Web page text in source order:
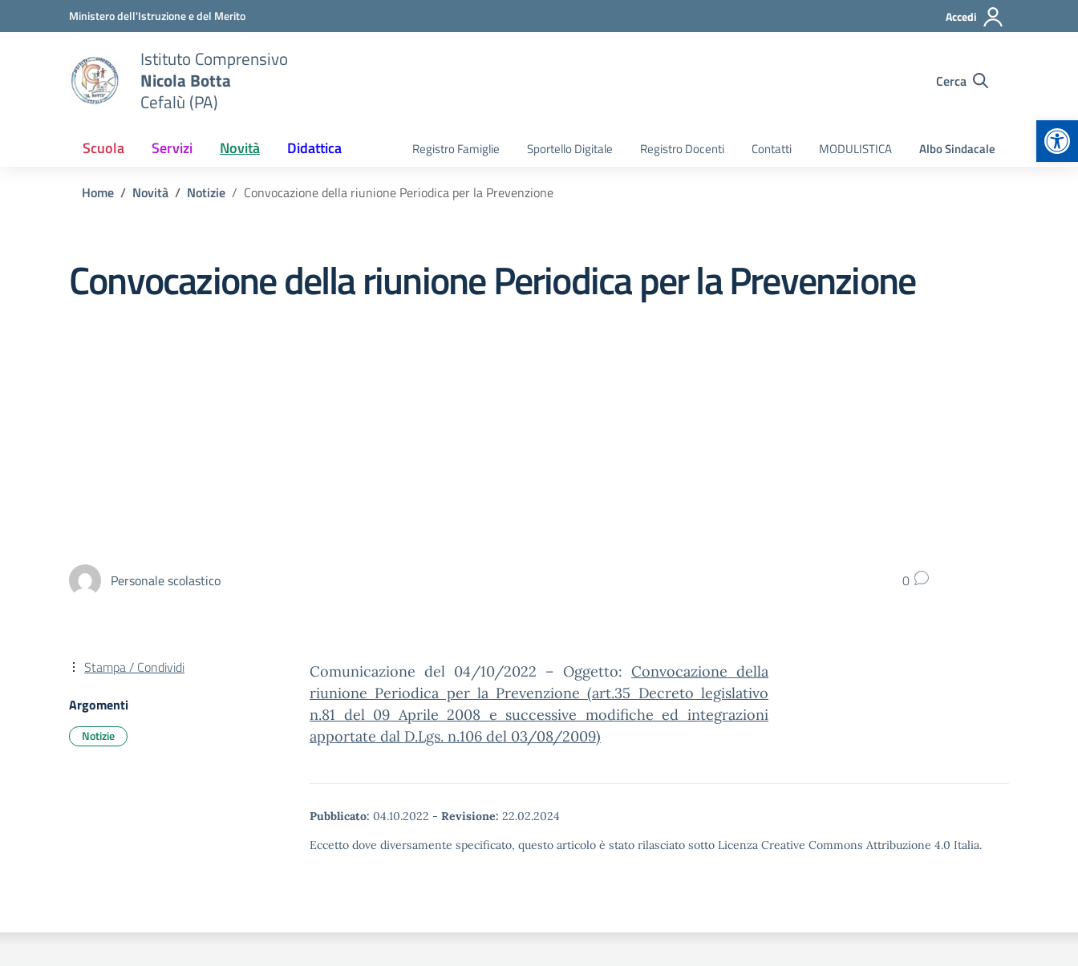
Vai ai contenuti
Vai al menu di navigazioneMinistero dell'Istruzione e del Merito Accedi
Istituto Comprensivo
Nicola Botta
Cefalù (PA)
Cerca
Scuola Servizi Novità Didattica Registro Famiglie Sportello Digitale Registro Docenti Contatti MODULISTICA Albo Sindacale
Home Novità Notizie Convocazione della riunione Periodica per la Prevenzione
Convocazione della riunione Periodica per la Prevenzione
Personale scolastico 0
Comunicazione del 04/10/2022 – Oggetto: Convocazione della
riunione Periodica per la Prevenzione (art.35 Decreto legislativo
n.81 del 09 Aprile 2008 e successive modifiche ed integrazioni
apportate dal D.Lgs. n.106 del 03/08/2009)
Pubblicato: 04.10.2022 - Revisione: 22.02.2024
Eccetto dove diversamente specificato, questo articolo è stato rilasciato sotto Licenza Creative Commons Attribuzione 4.0 Italia.
Stampa / Condividi
Argomenti
Notizie